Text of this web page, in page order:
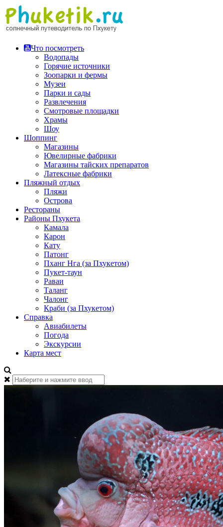
Перейти
к
содержимому
Что посмотреть
Водопады
Горячие источники
Зоопарки и фермы
Музеи
Парки и сады
Развлечения
Смотровые площадки
Храмы
Шоу
Шоппинг
Магазины
Ювелирные фабрики
Магазины тайских препаратов
Латексные фабрики
Пляжный отдых
Пляжи
Острова
Рестораны
Районы Пхукета
Камала
Карон
Кату
Патонг
Пханг Нга (за Пхукетом)
Пукет-таун
Раваи
Таланг
Чалонг
Краби (за Пхукетом)
Справка
Авиабилеты
Погода
Экскурсии
Карта мест
Найти: